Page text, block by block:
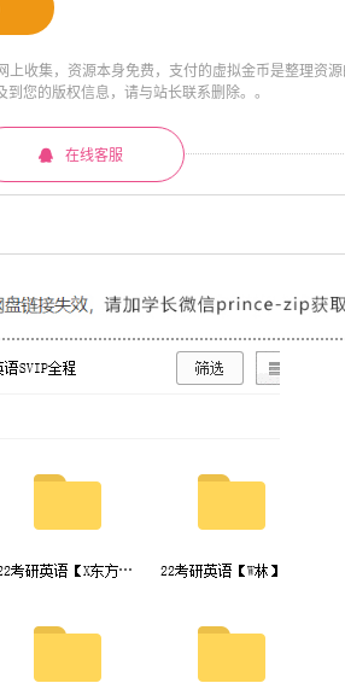
上收集，资源本身免费，支付的虚拟金币是整理资
您的版权信息，请与站长联系删除。。
在线客服